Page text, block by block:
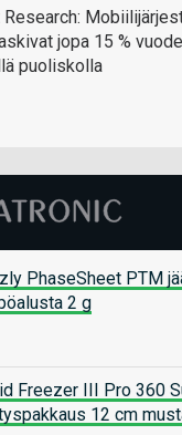
Research:
jopa 15 %
puoliskolla
PhaseSheet PTM
2 g
Freezer III Pro 360
12 cm